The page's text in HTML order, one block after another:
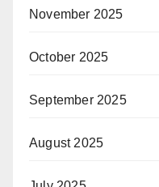
November 2025
October 2025
September 2025
August 2025